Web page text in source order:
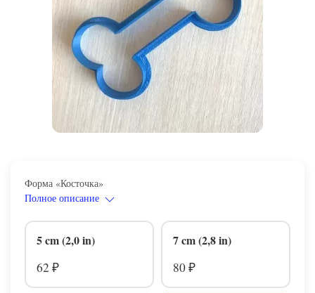
Форма «Косточка»
Полное описание
5 cm (2,0 in)
62 ₽
7 cm (2,8 in)
80 ₽